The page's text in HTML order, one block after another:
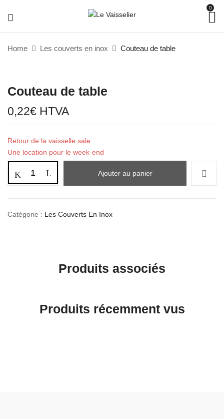
0
Home Les couverts en inox Couteau de table
Couteau de table
0,22€ HTVA
Retour de la vaisselle sale
Une location pour le week-end
Ajouter au panier
Catégorie : Les Couverts En Inox
Produits associés
Produits récemment vus